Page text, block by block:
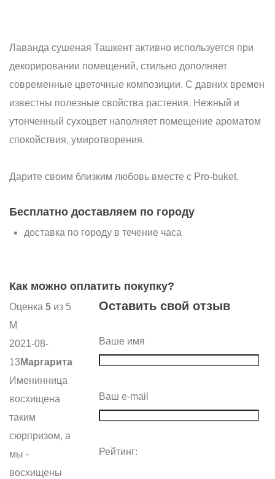
Лаванда сушеная Ташкент активно используется при
декорировании помещений, стильно дополняет
современные цветочные композиции. С давних времен
известны полезные свойства растения. Нежный и
утонченный сухоцвет наполняет помещение ароматом
спокойствия, умиротворения.
Дарите своим близким любовь вместе с Pro-buket.
Бесплатно доставляем по городу
доставка по городу в течение часа
Как можно оплатить покупку?
Оценка 5 из 5
М
2021-08-
13 Маргарита
Именинница
восхищена
таким
сюрпризом, а
мы -
восхищены
Оставить свой отзыв
Ваше имя
Ваш e-mail
Рейтинг: